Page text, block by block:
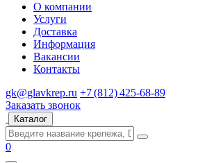
О компании
Услуги
Доставка
Информация
Вакансии
Контакты
gk@glavkrep.ru +7 (812) 425-68-89
Заказать звонок
Каталог
0